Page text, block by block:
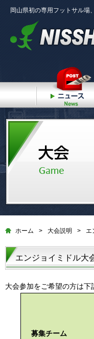
岡山県初の専用フットサル場
ホーム > 大会説明 > エ
エンジョイミドル大
大会参加をご希望の方は下
募集チーム